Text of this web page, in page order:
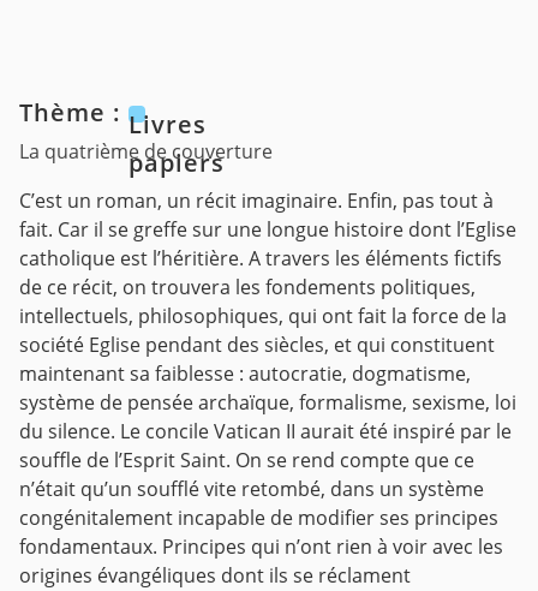
Thème : Livres
papiers
La quatrième de couverture
C’est un roman, un récit imaginaire. Enfin, pas tout à
fait. Car il se greffe sur une longue histoire dont l’Eglise
catholique est l’héritière. A travers les éléments fictifs
de ce récit, on trouvera les fondements politiques,
intellectuels, philosophiques, qui ont fait la force de la
société Eglise pendant des siècles, et qui constituent
maintenant sa faiblesse : autocratie, dogmatisme,
système de pensée archaïque, formalisme, sexisme, loi
du silence. Le concile Vatican II aurait été inspiré par le
souffle de l’Esprit Saint. On se rend compte que ce
n’était qu’un soufflé vite retombé, dans un système
congénitalement incapable de modifier ses principes
fondamentaux. Principes qui n’ont rien à voir avec les
origines évangéliques dont ils se réclament